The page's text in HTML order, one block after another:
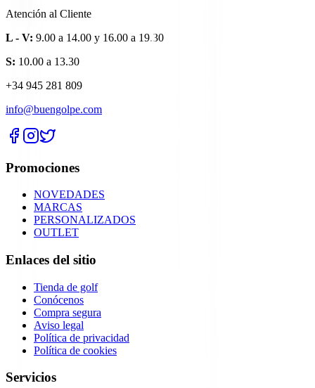
Atención al Cliente
L - V: 9.00 a 14.00 y 16.00 a 19.30
S: 10.00 a 13.30
+34 945 281 809
info@buengolpe.com
Promociones
NOVEDADES
MARCAS
PERSONALIZADOS
OUTLET
Enlaces del sitio
Tienda de golf
Conócenos
Compra segura
Aviso legal
Política de privacidad
Política de cookies
Servicios